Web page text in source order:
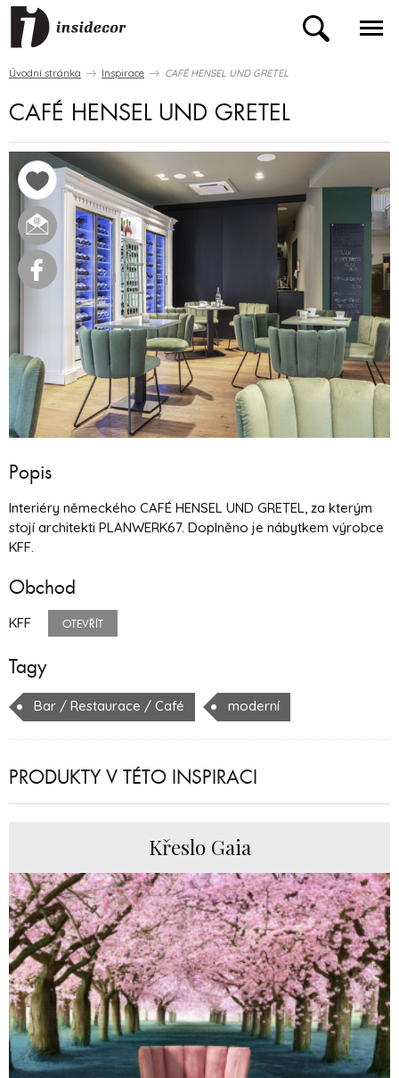
Úvodní stránka Inspirace CAFÉ HENSEL UND GRETEL
CAFÉ HENSEL UND GRETEL
Popis
Interiéry německého CAFÉ HENSEL UND GRETEL, za kterým
stojí architekti PLANWERK67. Doplněno je nábytkem výrobce
KFF.
Obchod
KFF OTEVŘÍT
Tagy
Bar / Restaurace / Café moderní
PRODUKTY V TÉTO INSPIRACI
Křeslo Gaia